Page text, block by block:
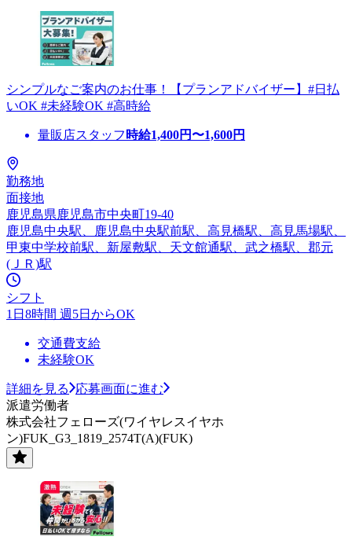
シンプルなご案内のお仕事！【プランアドバイザー】#日払
いOK #未経験OK #高時給
量販店スタッフ 時給1,400円〜1,600円
勤務地
面接地
鹿児島県鹿児島市中央町19-40
鹿児島中央駅、鹿児島中央駅前駅、高見橋駅、高見馬場駅、
甲東中学校前駅、新屋敷駅、天文館通駅、武之橋駅、郡元
(ＪＲ)駅
シフト
1日8時間 週5日からOK
交通費支給
未経験OK
詳細を見る
応募画面に進む
派遣労働者
株式会社フェローズ(ワイヤレスイヤホ
ン)FUK_G3_1819_2574T(A)(FUK)